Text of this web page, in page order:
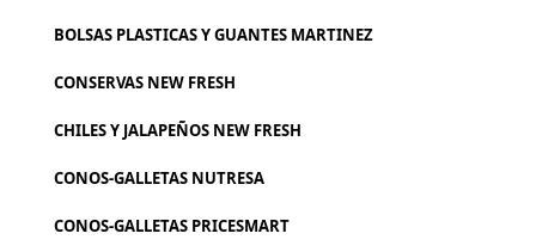
BOLSAS PLASTICAS Y GUANTES MARTINEZ
CONSERVAS NEW FRESH
CHILES Y JALAPEÑOS NEW FRESH
CONOS-GALLETAS NUTRESA
CONOS-GALLETAS PRICESMART